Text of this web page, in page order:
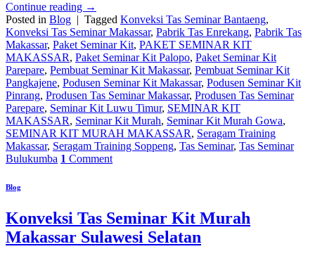
Continue reading →
Posted in Blog | Tagged Konveksi Tas Seminar Bantaeng,
Konveksi Tas Seminar Makassar, Pabrik Tas Enrekang, Pabrik Tas
Makassar, Paket Seminar Kit, PAKET SEMINAR KIT
MAKASSAR, Paket Seminar Kit Palopo, Paket Seminar Kit
Parepare, Pembuat Seminar Kit Makassar, Pembuat Seminar Kit
Pangkajene, Podusen Seminar Kit Makassar, Podusen Seminar Kit
Pinrang, Produsen Tas Seminar Makassar, Produsen Tas Seminar
Parepare, Seminar Kit Luwu Timur, SEMINAR KIT
MAKASSAR, Seminar Kit Murah, Seminar Kit Murah Gowa,
SEMINAR KIT MURAH MAKASSAR, Seragam Training
Makassar, Seragam Training Soppeng, Tas Seminar, Tas Seminar
Bulukumba 1 Comment
Blog
Konveksi Tas Seminar Kit Murah
Makassar Sulawesi Selatan